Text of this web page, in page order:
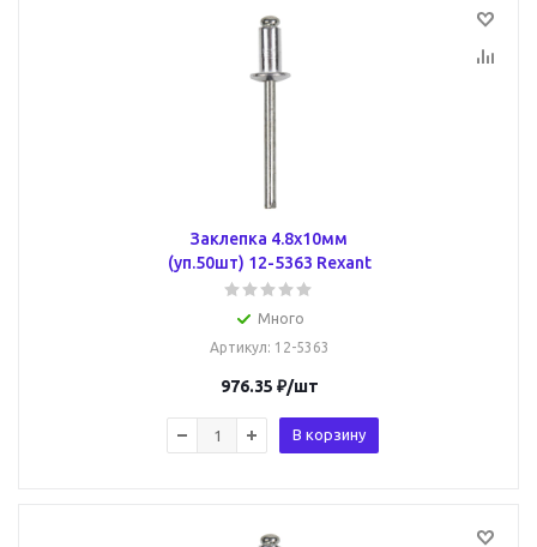
Заклепка 4.8х10мм
(уп.50шт) 12-5363 Rexant
Много
Артикул: 12-5363
976.35 ₽/шт
В корзину